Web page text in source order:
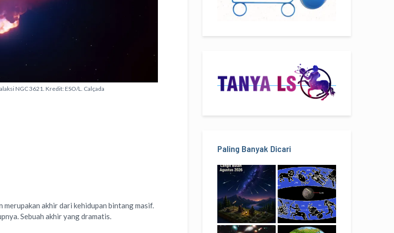
NGC 3621. Kredit: ESO/L. Calçada
akhir dari kehidupan bintang masif.
Sebuah akhir yang dramatis.
Paling Banyak Dicari